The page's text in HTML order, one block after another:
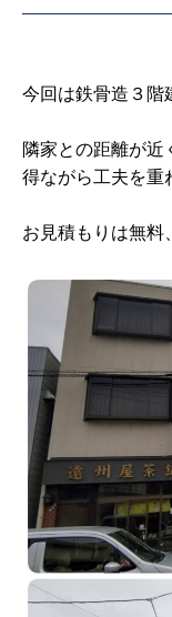
今回は鉄骨造３階
隣家との距離が近
得ながら工夫を重
お見積もりは無料